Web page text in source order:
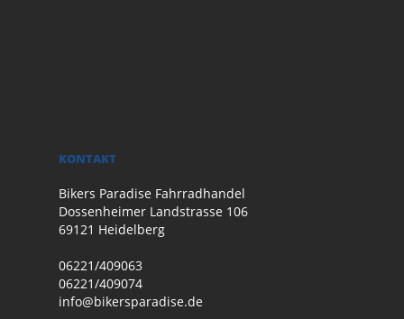
KONTAKT
Bikers Paradise Fahrradhandel
Dossenheimer Landstrasse 106
69121 Heidelberg
06221/409063
06221/409074
info@bikersparadise.de